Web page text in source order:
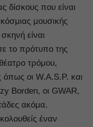
δίσκους που είναι
μουσικής
είναι
το πρότυπο της
τρόμου,
όπως οι W.A.S.P. και
Borden, οι GWAR,
ακόμα.
έναν